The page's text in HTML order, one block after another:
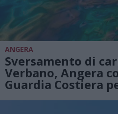
ANGERA
Sversamento di
Verbano, Angera
Guardia Costiera